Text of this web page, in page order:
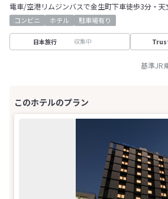
電車/空港リムジンバスで金生町下車徒歩3分・
コンビニ ホテル 駐車場有り
日本旅行 収集中
基準JR